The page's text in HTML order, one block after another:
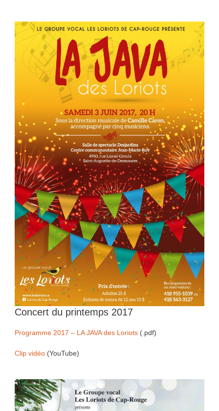
Concert du printemps 2017
Programme 2017 – LA JAVA des Loriots (.pdf)
Clip vidéo (YouTube)